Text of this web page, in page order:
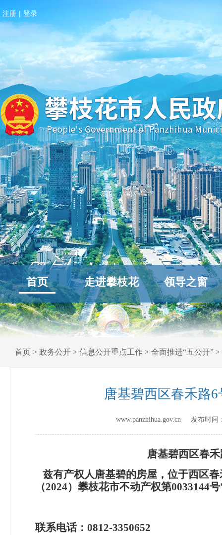
注册 | 登录
首页 走进攀枝花 领导之窗
首页 > 政务公开 > 信息公开重点工作 > 全面推进“五公开” >
唐基碧西区春禾路
www.panzhihua.gov.cn 发布时间
唐基碧西区春
兹有产权人唐基碧的房屋，位于西区
（2024）攀枝花市不动产权第
联系电话：0812-3350652